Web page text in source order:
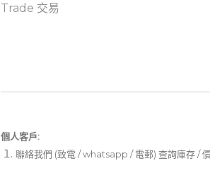
Trade 交易
個人客戶:
聯絡我們 (致電 / whatsapp / 電郵) 查詢庫存 /